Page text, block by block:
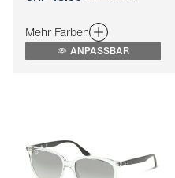
Mehr Farben
ANPASSBAR